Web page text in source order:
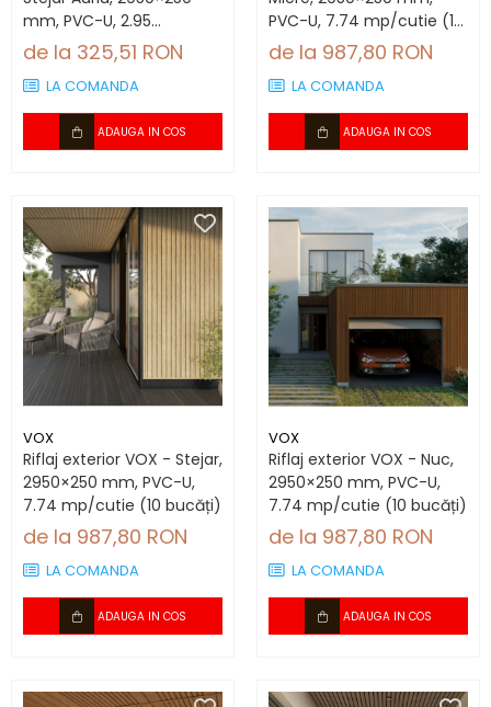
mm, PVC-U, 2.95
mp/cutie (4 bucăți)
de la 325,51 RON
LA COMANDA
ADAUGA IN COS
PVC-U, 7.74 mp/cutie (10
bucăți)
de la 987,80 RON
LA COMANDA
ADAUGA IN COS
VOX
Riflaj exterior VOX - Stejar,
2950×250 mm, PVC-U,
7.74 mp/cutie (10 bucăți)
de la 987,80 RON
LA COMANDA
ADAUGA IN COS
VOX
Riflaj exterior VOX - Nuc,
2950×250 mm, PVC-U,
7.74 mp/cutie (10 bucăți)
de la 987,80 RON
LA COMANDA
ADAUGA IN COS